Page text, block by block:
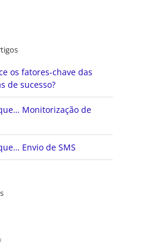
os fatores-chave das
de sucesso?
Monitorização de
Envio de SMS